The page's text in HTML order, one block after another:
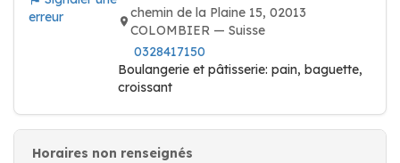
erreur
chemin de la Plaine 15, 02013
COLOMBIER — Suisse
0328417150
Boulangerie et pâtisserie: pain, baguette,
croissant
Horaires non renseignés